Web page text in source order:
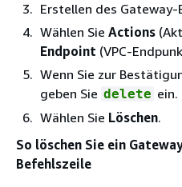
Erstellen des Gateway-
Wählen Sie Actions
Endpoint (VPC-
Wenn Sie zur
geben Sie delete ein.
Wählen Sie Löschen.
So löschen Sie ein
Befehlszeile